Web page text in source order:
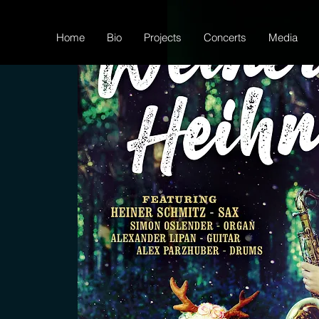
Home Bio Projects Concerts Media